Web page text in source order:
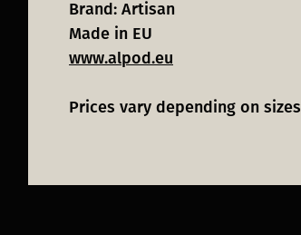
Brand: Artisan
Made in EU
www.alpod.eu
Prices vary depending on sizes